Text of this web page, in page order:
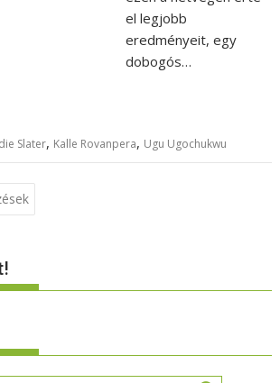
el legjobb
eredményeit, egy
dobogós…
Slater, Kalle Rovanpera, Ugu Ugochukwu